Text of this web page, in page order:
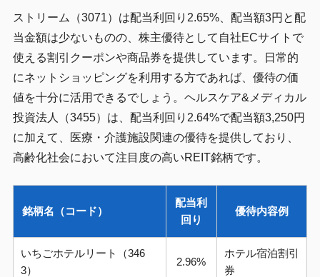
ストリーム（3071）は配当利回り2.65%、配当額3円と配
当金額は少ないものの、株主優待として自社ECサイトで
使える割引クーポンや商品券を提供しています。日常的
にネットショッピングを利用する方であれば、優待の価
値を十分に活用できるでしょう。ヘルスケア&メディカル
投資法人（3455）は、配当利回り2.64%で配当額3,250円
に加えて、医療・介護施設関連の優待を提供しており、
高齢化社会において注目度の高いREIT銘柄です。
銘柄名（コード）
配当利
回り
優待内容例
いちごホテルリート（346
3）
2.96%
ホテル宿泊割引
券